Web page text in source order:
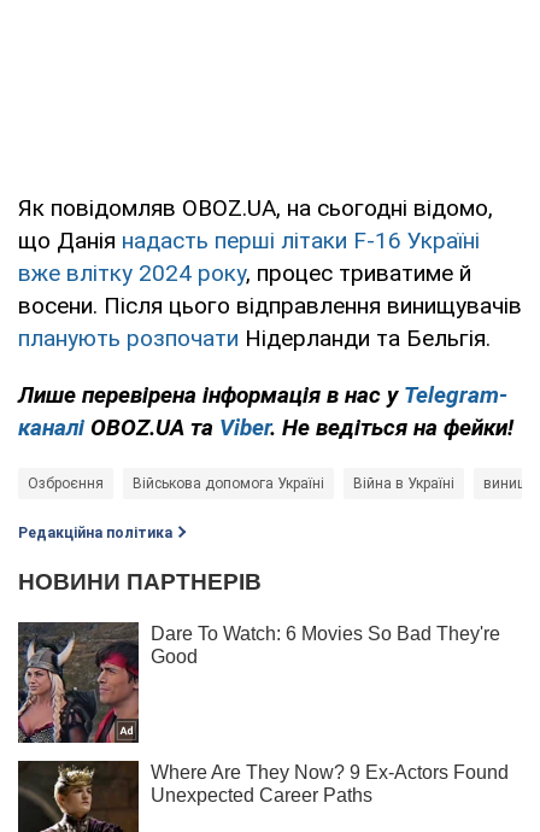
Як повідомляв OBOZ.UA, на сьогодні відомо,
що Данія надасть перші літаки F-16 Україні
вже влітку 2024 року, процес триватиме й
восени. Після цього відправлення винищувачів
планують розпочати Нідерланди та Бельгія.
Лише перевірена інформація в нас у Telegram-
каналі OBOZ.UA та Viber. Не ведіться на фейки!
Озброєння Військова допомога Україні Війна в Україні
Редакційна політика